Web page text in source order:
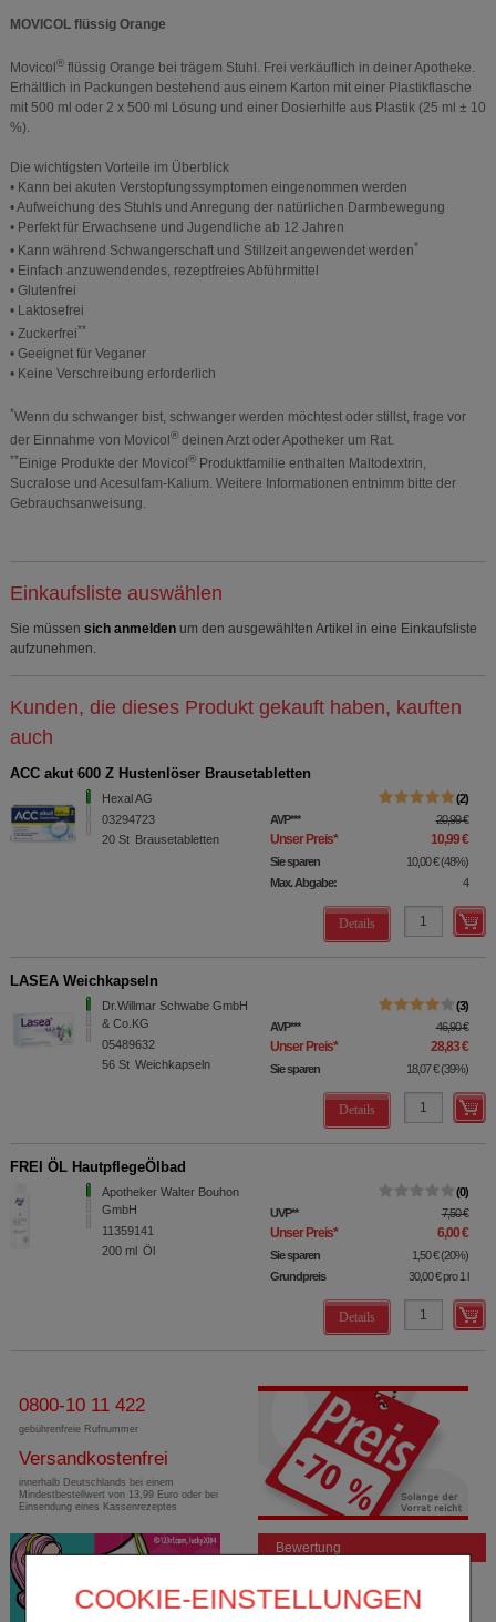
COOKIE-EINSTELLUNGEN
MOVICOL flüssig Orange
Movicol ® flüssig Orange bei trägem Stuhl. Frei verkäuflich in deiner Apotheke.
Erhältlich in Packungen bestehend aus einem Karton mit einer Plastikflasche
mit 500 ml oder 2 x 500 ml Lösung und einer Dosierhilfe aus Plastik (25 ml ± 10
%).
Die wichtigsten Vorteile im Überblick
• Kann bei akuten Verstopfungssymptomen eingenommen werden
• Aufweichung des Stuhls und Anregung der natürlichen Darmbewegung
• Perfekt für Erwachsene und Jugendliche ab 12 Jahren
• Kann während Schwangerschaft und Stillzeit angewendet werden*
• Einfach anzuwendendes, rezeptfreies Abführmittel
• Glutenfrei
• Laktosefrei
• Zuckerfrei**
• Geeignet für Veganer
• Keine Verschreibung erforderlich
*Wenn du schwanger bist, schwanger werden möchtest oder stillst, frage vor
der Einnahme von Movicol ® deinen Arzt oder Apotheker um Rat.
**Einige Produkte der Movicol ® Produktfamilie enthalten Maltodextrin,
Sucralose und Acesulfam-Kalium. Weitere Informationen entnimm bitte der
Gebrauchsanweisung.
Einkaufsliste auswählen
Sie müssen sich anmelden um den ausgewählten Artikel in eine Einkaufsliste
aufzunehmen.
Kunden, die dieses Produkt gekauft haben, kauften
auch
ACC akut 600 Z Hustenlöser Brausetabletten
Hexal AG
03294723
20 St Brausetabletten
2
AVP*** 20,99 €
Unser Preis* 10,99 €
Sie sparen 10,00 € (48%)
Max. Abgabe:
4
Details
LASEA Weichkapseln
Dr.Willmar Schwabe GmbH
& Co.KG
05489632
56 St Weichkapseln
3
AVP*** 46,90 €
Unser Preis* 28,83 €
Sie sparen 18,07 € (39%)
Details
FREI ÖL HautpflegeÖlbad
Apotheker Walter Bouhon
GmbH
11359141
200 ml Öl
0
UVP** 7,50 €
Unser Preis* 6,00 €
Sie sparen 1,50 € (20%)
Grundpreis
30,00 €pro 1 l
Details
0800-10 11 422
gebührenfreie Rufnummer
Versandkostenfrei
innerhalb Deutschlands bei einem
Mindestbestellwert von 13,99 Euro oder bei
Einsendung eines Kassenrezeptes
Bewertung